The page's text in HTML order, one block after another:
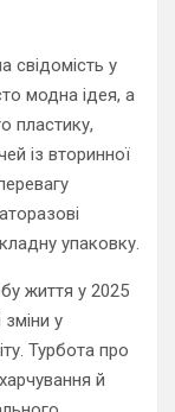
свідомість у
модна ідея, а
пластику,
із вторинної
упаковку.
життя у 2025
у
Турбота про
й